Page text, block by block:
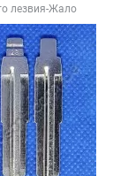
лезвия-Жало